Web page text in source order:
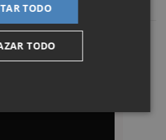
TODO
TODO